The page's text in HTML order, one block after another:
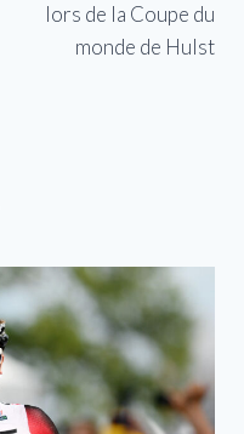
lors de la Coupe du
monde de Hulst